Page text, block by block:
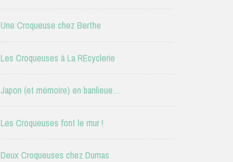
Une Croqueuse chez Berthe
Les Croqueuses à La REcyclerie
Japon (et mémoire) en banlieue…
Les Croqueuses font le mur !
Deux Croqueuses chez Dumas